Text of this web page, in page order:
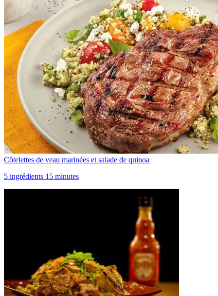
Côtelettes de veau marinées et salade de quinoa
5 ingrédients 15 minutes